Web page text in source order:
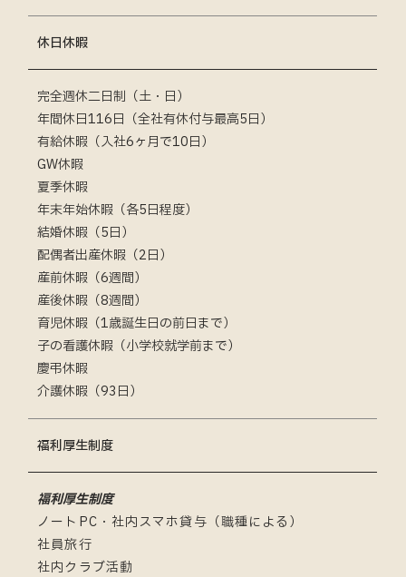
休日休暇
完全週休二日制（土・日）
年間休日116日（全社有休付与最高5日）
有給休暇（入社6ヶ月で10日）
GW休暇
夏季休暇
年末年始休暇（各5日程度）
結婚休暇（5日）
配偶者出産休暇（2日）
産前休暇（6週間）
産後休暇（8週間）
育児休暇（1歳誕生日の前日まで）
子の看護休暇（小学校就学前まで）
慶弔休暇
介護休暇（93日）
福利厚生制度
福利厚生制度
ノートPC・社内スマホ貸与（職種による）
社員旅行
社内クラブ活動